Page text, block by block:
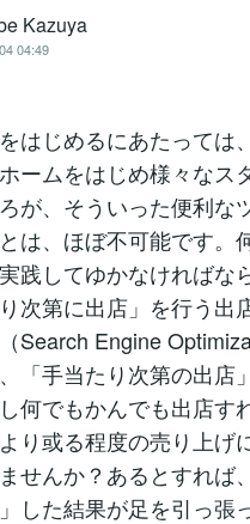
Kazuya
04:49
はじめるにあたっては
ームをはじめ様々なス
が、そういった便利な
は、ほぼ不可能です。
践してゆかなければな
次第に出店」を行う出
Search Engine
「手当たり次第の出店
何でもかんでも出店す
り或る程度の売り上げ
せんか？あるとすれば
した結果が足を引っ張